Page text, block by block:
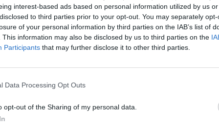
interest-based ads based on personal information utilized by us
to third parties prior to your opt-out. You may separately
of your personal information by third parties on the IAB’s list of
This information may also be disclosed by us to third parties on the
Participants that may further disclose it to other third parties.
Data Processing Opt Outs
opt-out of the Sharing of my personal data.
la Liquidación del Presupuesto de la
estabilidad presupuestaria
la ULPGC no requirió de operaciones de endeudamiento para
previsto en el Real Decreto Ley de medidas urgentes de